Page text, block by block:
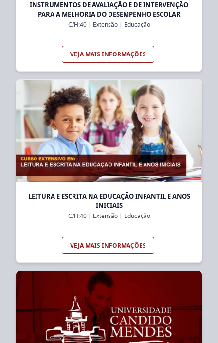
INSTRUMENTOS DE AVALIAÇÃO E DE INTERVENÇÃO
PARA A MELHORIA DO DESEMPENHO ESCOLAR
C/H:40| Extensão| Educação
VEJA MAIS INFORMAÇÕES
LEITURA E ESCRITA NA EDUCAÇÃO INFANTIL E ANOS
INICIAIS
C/H:40| Extensão| Educação
VEJA MAIS INFORMAÇÕES